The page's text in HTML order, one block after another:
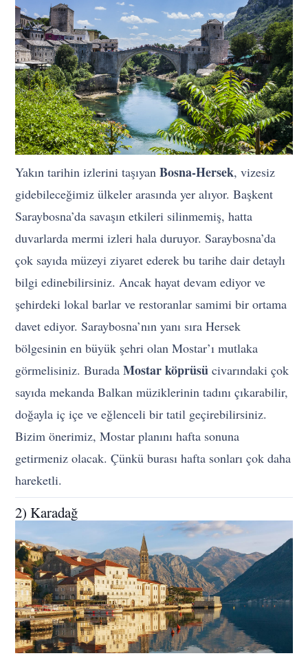
Yakın tarihin izlerini taşıyanBosna-Hersek, vizesiz
gidebileceğimiz ülkeler arasında yer alıyor. Başkent
Saraybosna’da savaşın etkileri silinmemiş, hatta
duvarlarda mermi izleri hala duruyor. Saraybosna’da
çok sayıda müzeyi ziyaret ederek bu tarihe dair detaylı
bilgi edinebilirsiniz. Ancak hayat devam ediyor ve
şehirdeki lokal barlar ve restoranlar samimi bir ortama
davet ediyor. Saraybosna’nın yanı sıra Hersek
bölgesinin en büyük şehri olan Mostar’ı mutlaka
görmelisiniz. BuradaMostar köprüsü civarındaki çok
sayıda mekanda Balkan müziklerinin tadını çıkarabilir,
doğayla iç içe ve eğlenceli bir tatil geçirebilirsiniz.
Bizim önerimiz, Mostar planını hafta sonuna
getirmeniz olacak. Çünkü burası hafta sonları çok daha
hareketli.
2) Karadağ